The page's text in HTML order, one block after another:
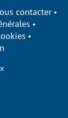
contacter